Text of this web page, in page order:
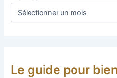
Le guide pour